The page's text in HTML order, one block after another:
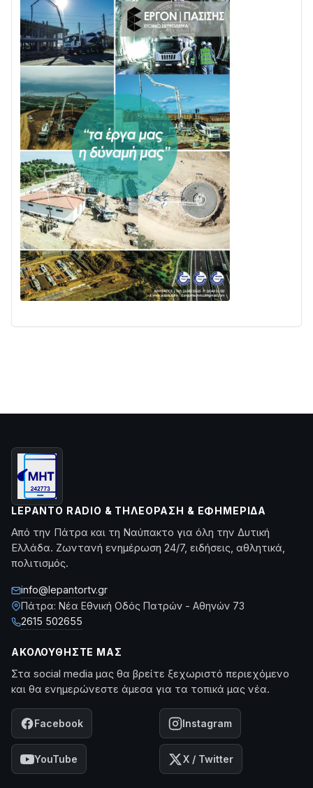
LEPANTO RADIO & ΤΗΛΕΌΡΑΣΗ & ΕΦΗΜΕΡΊΔΑ
Από την Πάτρα και τη Ναύπακτο για όλη την Δυτική
Ελλάδα. Ζωντανή ενημέρωση 24/7, ειδήσεις, αθλητικά,
πολιτισμός.
info@lepantortv.gr
Πάτρα: Νέα Εθνική Οδός Πατρών - Αθηνών 73
2615 502655
ΑΚΟΛΟΥΘΉΣΤΕ ΜΑΣ
Στα social media μας θα βρείτε ξεχωριστό περιεχόμενο
και θα ενημερώνεστε άμεσα για τα τοπικά μας νέα.
Facebook Instagram
YouTube X / Twitter